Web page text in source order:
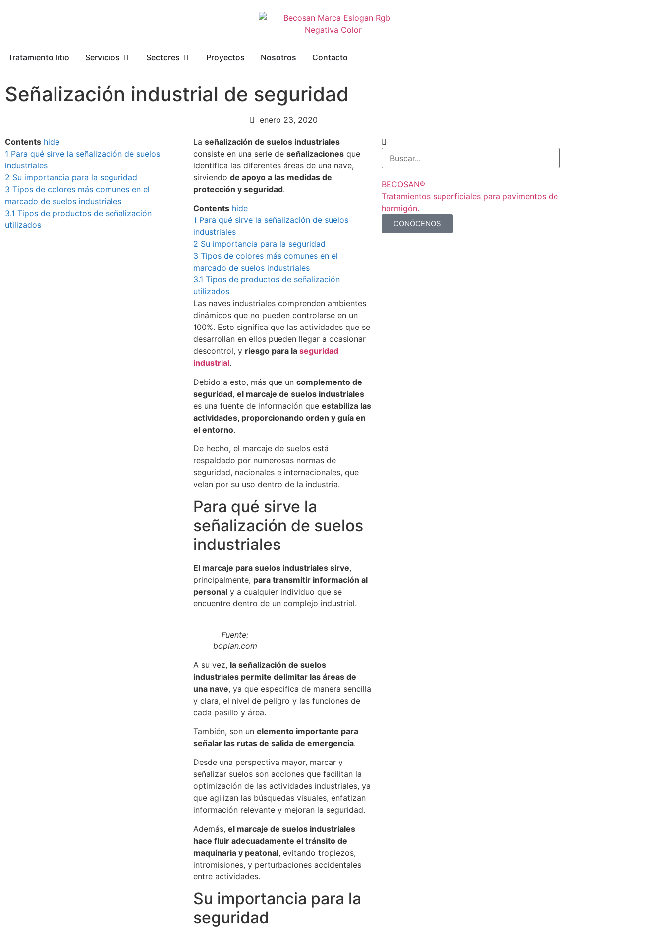
Tratamiento litio Servicios Sectores Proyectos Nosotros Contacto
Señalización industrial de seguridad
enero 23, 2020
Contents hide
1 Para qué sirve la señalización de suelos
industriales
2 Su importancia para la seguridad
3 Tipos de colores más comunes en el
marcado de suelos industriales
3.1 Tipos de productos de señalización
utilizados
La señalización de suelos industriales
consiste en una serie de señalizacionesque
identifica las diferentes áreas de una nave,
sirviendo de apoyo a las medidas de
protección y seguridad.
Contents hide
1 Para qué sirve la señalización de suelos
industriales
2 Su importancia para la seguridad
3 Tipos de colores más comunes en el
marcado de suelos industriales
3.1 Tipos de productos de señalización
utilizados
Las naves industriales comprenden ambientes
dinámicos que no pueden controlarse en un
100%. Esto significa que las actividades que se
desarrollan en ellos pueden llegar a ocasionar
descontrol, y riesgo para la seguridad
industrial.
Debido a esto, más que un complemento de
seguridad, el marcaje de suelos industriales
es una fuente de información que estabiliza las
actividades, proporcionando orden y guía en
el entorno.
De hecho, el marcaje de suelos está
respaldado por numerosas normas de
seguridad, nacionales e internacionales, que
velan por su uso dentro de la industria.
Para qué sirve la
señalización de suelos
industriales
El marcaje para suelos industriales sirve,
principalmente, para transmitir información al
personaly a cualquier individuo que se
encuentre dentro de un complejo industrial.
Fuente:
boplan.com
A su vez, la señalización de suelos
industriales permite delimitar las áreas de
una nave, ya que especifica de manera sencilla
y clara, el nivel de peligro y las funciones de
cada pasillo y área.
También, son un elemento importante para
señalar las rutas de salida de emergencia.
Desde una perspectiva mayor, marcar y
señalizar suelos son acciones que facilitan la
optimización de las actividades industriales, ya
que agilizan las búsquedas visuales, enfatizan
información relevante y mejoran la seguridad.
Además, el marcaje de suelos industriales
hace fluir adecuadamente el tránsito de
maquinaria y peatonal, evitando tropiezos,
intromisiones, y perturbaciones accidentales
entre actividades.
Su importancia para la
seguridad
BECOSAN®
Tratamientos superficiales para pavimentos de
hormigón.
CONÓCENOS